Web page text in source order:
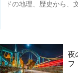
ドの地理、歴史から、
夜
フ